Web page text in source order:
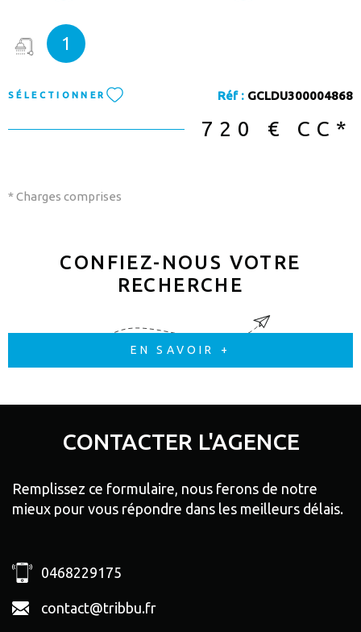
visite, n'hésitez pas à nous contacter au 04.68.22.91.75 (choix 1)
1
SÉLECTIONNER Réf : GCLDU300004868
720 € CC*
* Charges comprises
CONFIEZ-NOUS VOTRE
RECHERCHE
EN SAVOIR +
CONTACTER L'AGENCE
Remplissez ce formulaire, nous ferons de notre
mieux pour vous répondre dans les meilleurs délais.
0468229175
contact@tribbu.fr